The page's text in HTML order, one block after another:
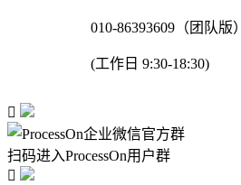
010-86393609（团队版）
(工作日 9:30-18:30)

扫码进入ProcessOn用户群
